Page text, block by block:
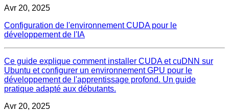
Avr 20, 2025
Configuration de l'environnement CUDA pour le
développement de l'IA
Ce guide explique comment installer CUDA et cuDNN sur
Ubuntu et configurer un environnement GPU pour le
développement de l'apprentissage profond. Un guide
pratique adapté aux débutants.
Avr 20, 2025